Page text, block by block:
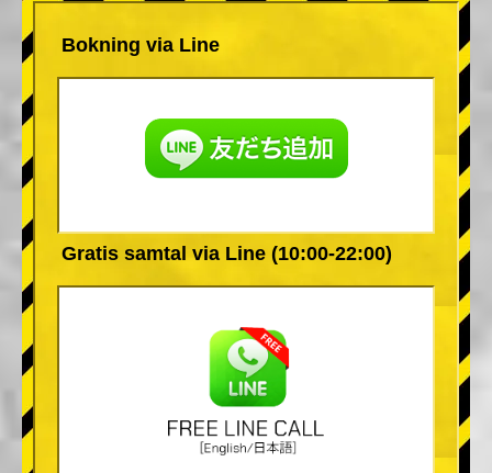
Bokning via Line
Gratis samtal via Line (10:00-22:00)